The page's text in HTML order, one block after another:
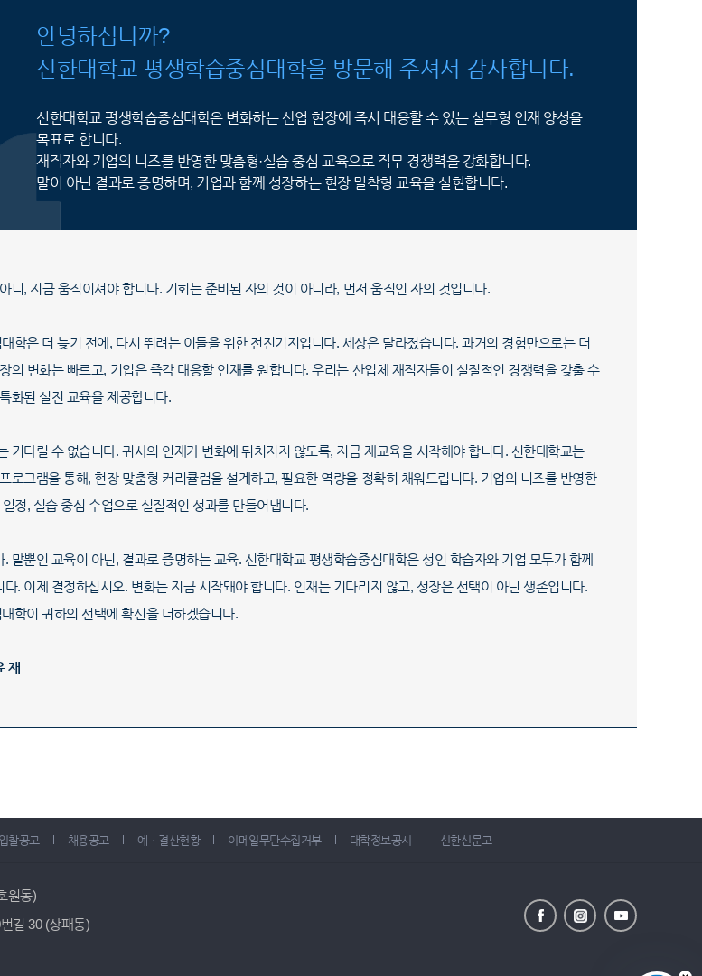
안녕하십니까?
신한대학교 평생학습중심대학을 방문해 주셔서 감사합니다.
신한대학교 평생학습중심대학은 변화하는 산업 현장에 즉시 대응할 수 있는 실무형 인재 양성을
목표로 합니다.
재직자와 기업의 니즈를 반영한 맞춤형·실습 중심 교육으로 직무 경쟁력을 강화합니다.
말이 아닌 결과로 증명하며, 기업과 함께 성장하는 현장 밀착형 교육을 실현합니다.
니, 지금 움직이셔야 합니다. 기회는 준비된 자의 것이 아니라, 먼저 움직인 자의 것입니다.
학은 더 늦기 전에, 다시 뛰려는 이들을 위한 전진기지입니다. 세상은 달라졌습니다. 과거의 경험만으로는 더
의 변화는 빠르고, 기업은 즉각 대응할 인재를 원합니다. 우리는 산업체 재직자들이 실질적인 경쟁력을 갖출 수
화된 실전 교육을 제공합니다.
기다릴 수 없습니다. 귀사의 인재가 변화에 뒤처지지 않도록, 지금 재교육을 시작해야 합니다. 신한대학교는
로그램을 통해, 현장 맞춤형 커리큘럼을 설계하고, 필요한 역량을 정확히 채워드립니다. 기업의 니즈를 반영한
정, 실습 중심 수업으로 실질적인 성과를 만들어냅니다.
말뿐인 교육이 아닌, 결과로 증명하는 교육. 신한대학교 평생학습중심대학은 성인 학습자와 기업 모두가 함께
. 이제 결정하십시오. 변화는 지금 시작돼야 합니다. 인재는 기다리지 않고, 성장은 선택이 아닌 생존입니다.
학이 귀하의 선택에 확신을 더하겠습니다.
재
입찰공고 채용공고 예ㆍ결산현황 이메일무단수집거부 대학정보공시 신한신문고
원동)
길 30 (상패동)